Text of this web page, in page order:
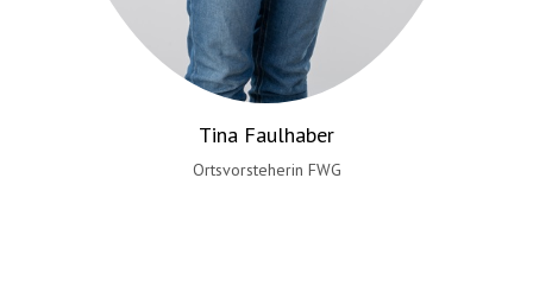
Tina Faulhaber
Ortsvorsteherin FWG